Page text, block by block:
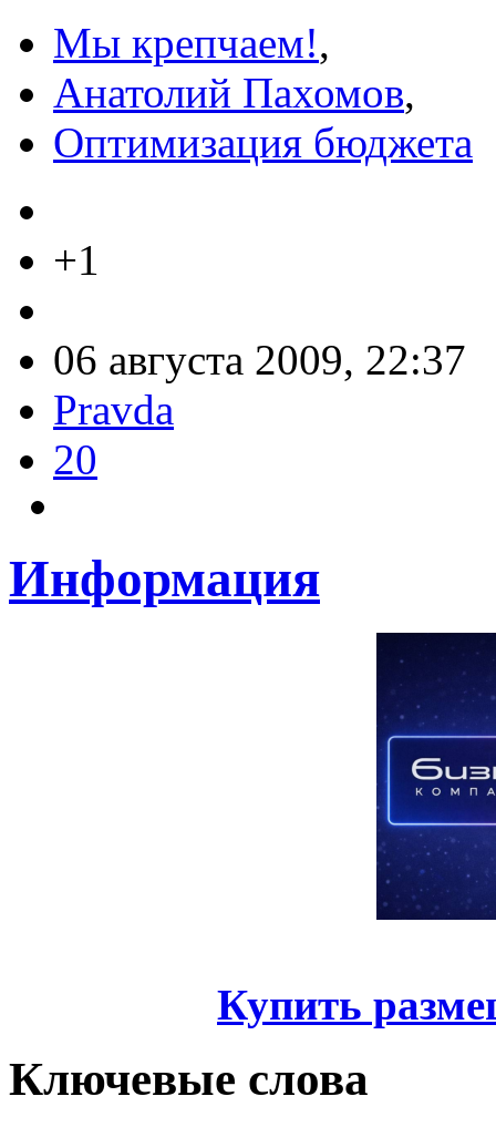
Мы крепчаем!,
Анатолий Пахомов,
Оптимизация бюджета
+1
06 августа 2009, 22:37
Pravda
20
Информация
Купить
Ключевые слова